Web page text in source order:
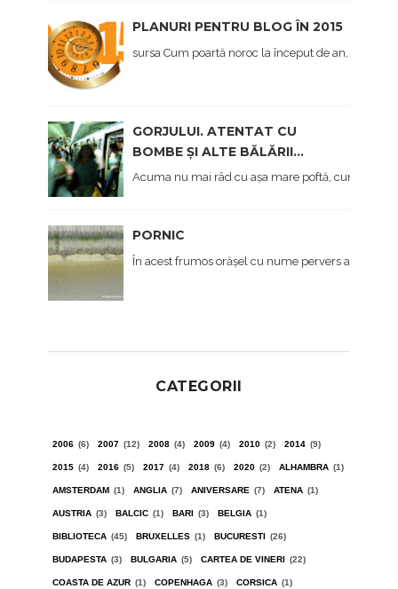
PLANURI PENTRU BLOG ÎN 2015
sursa Cum poartă noroc la început de an, afișez și
GORJULUI. ATENTAT CU
BOMBE ȘI ALTE BĂLĂRII...
Acuma nu mai râd cu așa mare poftă, cum am
PORNIC
În acest frumos orășel cu nume pervers am
CATEGORII
2006 (6) 2007 (12) 2008 (4) 2009 (4) 2010 (2) 2014 (9)
2015 (4) 2016 (5) 2017 (4) 2018 (6) 2020 (2) ALHAMBRA (1)
AMSTERDAM (1) ANGLIA (7) ANIVERSARE (7) ATENA (1)
AUSTRIA (3) BALCIC (1) BARI (3) BELGIA (1)
BIBLIOTECA (45) BRUXELLES (1) BUCURESTI (26)
BUDAPESTA (3) BULGARIA (5) CARTEA DE VINERI (22)
COASTA DE AZUR (1) COPENHAGA (3) CORSICA (1)